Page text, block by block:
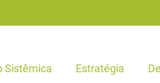
Sistêmica Estratégia